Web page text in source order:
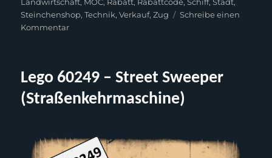
Landwirtschaft, MOC, Rabatt, Rabattcode,Schiff,Stadt,
Steinchenshop,Technik,Verkauf,Zug
Schreibe einen
Kommentarzu
Steinchenshop
25%
Lego 60249 – Street Sweeper
(Straßenkehrmaschine)